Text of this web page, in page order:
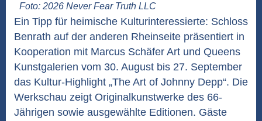
Foto: 2026 Never Fear Truth LLC
Ein Tipp für heimische Kulturinteressierte: Schloss
Benrath auf der anderen Rheinseite präsentiert in
Kooperation mit Marcus Schäfer Art und Queens
Kunstgalerien vom 30. August bis 27. September
das Kultur-Highlight „The Art of Johnny Depp“. Die
Werkschau zeigt Originalkunstwerke des 66-
Jährigen sowie ausgewählte Editionen. Gäste